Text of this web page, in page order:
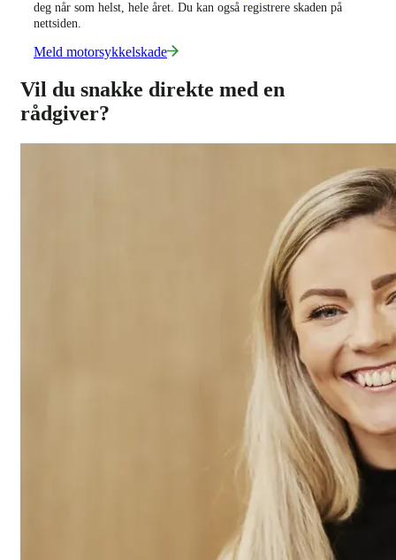
deg når som helst, hele året. Du kan også registrere skaden på
nettsiden.
Meld motorsykkelskade
Vil du snakke direkte med en
rådgiver?